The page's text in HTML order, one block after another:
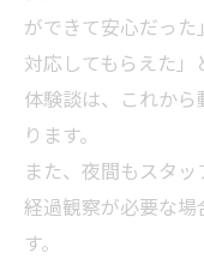
ができて安心だっ
対応してもらえた
体験談は、これか
ります。
また、夜間もスタ
経過観察が必要な
す。